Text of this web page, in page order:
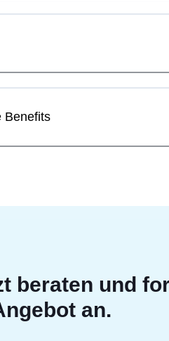
Benefits
beraten und
an.